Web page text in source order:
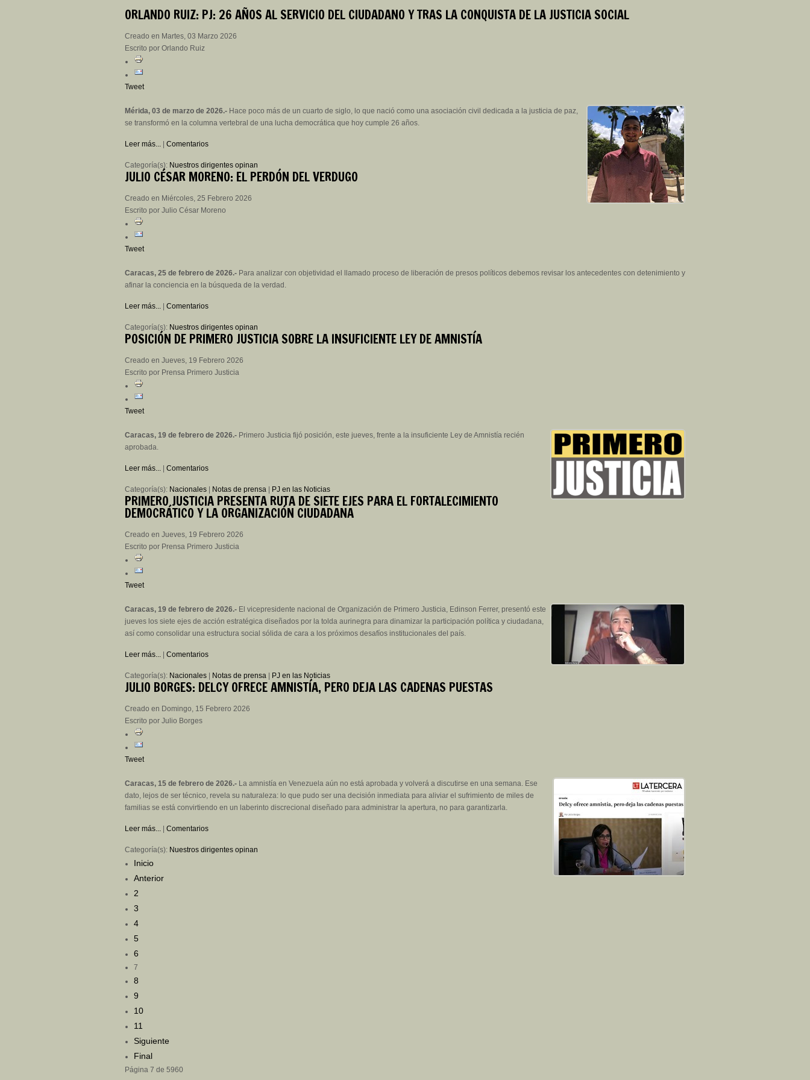
ORLANDO RUIZ: PJ: 26 AÑOS AL SERVICIO DEL CIUDADANO Y TRAS LA CONQUISTA DE LA JUSTICIA SOCIAL
Creado en Martes, 03 Marzo 2026
Escrito por Orlando Ruiz
Tweet
Mérida, 03 de marzo de 2026.- Hace poco más de un cuarto de siglo, lo que nació como una asociación civil dedicada a la justicia de paz,
se transformó en la columna vertebral de una lucha democrática que hoy cumple 26 años.
Leer más... Comentarios
Categoría(s): Nuestros dirigentes opinan
JULIO CÉSAR MORENO: EL PERDÓN DEL VERDUGO
Creado en Miércoles, 25 Febrero 2026
Escrito por Julio César Moreno
Tweet
Caracas, 25 de febrero de 2026.- Para analizar con objetividad el llamado proceso de liberación de presos políticos debemos revisar los antecedentes con detenimiento y
afinar la conciencia en la búsqueda de la verdad.
Leer más... Comentarios
Categoría(s): Nuestros dirigentes opinan
POSICIÓN DE PRIMERO JUSTICIA SOBRE LA INSUFICIENTE LEY DE AMNISTÍA
Creado en Jueves, 19 Febrero 2026
Escrito por Prensa Primero Justicia
Tweet
Caracas, 19 de febrero de 2026.- Primero Justicia fijó posición, este jueves, frente a la insuficiente Ley de Amnistía recién
aprobada.
Leer más... Comentarios
Categoría(s): Nacionales Notas de prensa PJ en las Noticias
PRIMEROJUSTICIA PRESENTA RUTA DE SIETE EJES PARA EL FORTALECIMIENTO
DEMOCRÁTICO Y LA ORGANIZACIÓN CIUDADANA
Creado en Jueves, 19 Febrero 2026
Escrito por Prensa Primero Justicia
Tweet
Caracas, 19 de febrero de 2026.- El vicepresidente nacional de Organización de Primero Justicia, Edinson Ferrer, presentó este
jueves los siete ejes de acción estratégica diseñados por la tolda aurinegra para dinamizar la participación política y ciudadana,
así como consolidar una estructura social sólida de cara a los próximos desafíos institucionales del país.
Leer más... Comentarios
Categoría(s): Nacionales Notas de prensa PJ en las Noticias
JULIO BORGES: DELCY OFRECE AMNISTÍA, PERO DEJA LAS CADENAS PUESTAS
Creado en Domingo, 15 Febrero 2026
Escrito por Julio Borges
Tweet
Caracas, 15 de febrero de 2026.- La amnistía en Venezuela aún no está aprobada y volverá a discutirse en una semana. Ese
dato, lejos de ser técnico, revela su naturaleza: lo que pudo ser una decisión inmediata para aliviar el sufrimiento de miles de
familias se está convirtiendo en un laberinto discrecional diseñado para administrar la apertura, no para garantizarla.
Leer más... Comentarios
Categoría(s): Nuestros dirigentes opinan
Inicio
Anterior
2
3
4
5
6
7
8
9
10
11
Siguiente
Final
Página 7 de 5960